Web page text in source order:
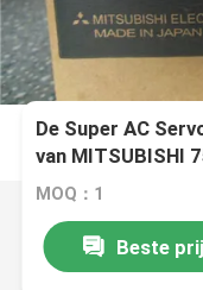
De Super AC
van MITSUBISHI
MOQ：1
Beste